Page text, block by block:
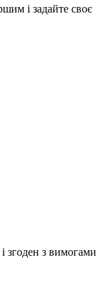
і задайте своє
і згоден з вимогами